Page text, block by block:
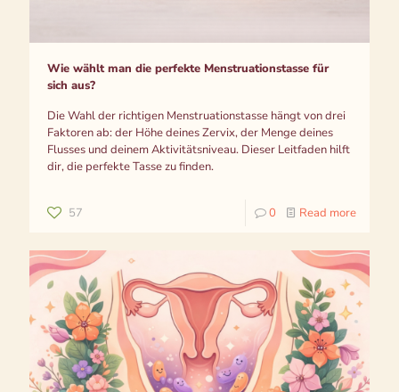
Wie wählt man die perfekte Menstruationstasse für
sich aus?
Die Wahl der richtigen Menstruationstasse hängt von drei
Faktoren ab: der Höhe deines Zervix, der Menge deines
Flusses und deinem Aktivitätsniveau. Dieser Leitfaden hilft
dir, die perfekte Tasse zu finden.
57 0 Read more